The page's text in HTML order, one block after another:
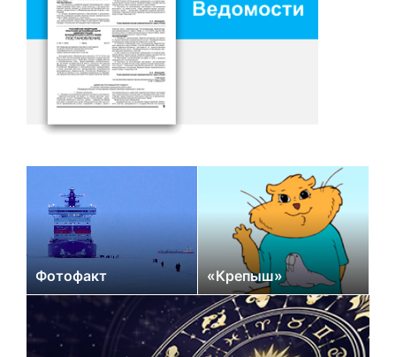
Фотофакт «Крепыш»